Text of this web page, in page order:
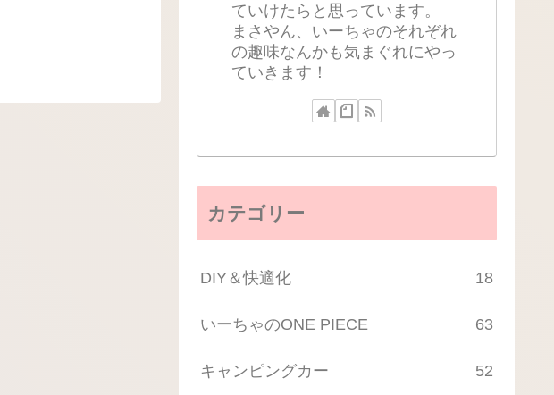
ていけたらと思っています。
まさやん、いーちゃのそれぞれ
の趣味なんかも気まぐれにやっ
ていきます！
カテゴリー
DIY＆快適化 18
いーちゃのONE PIECE 63
キャンピングカー 52